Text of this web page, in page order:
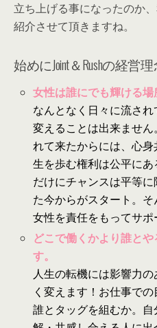
立ち上げる事になったのか
紹介させて頂きますね。
始めにJoint＆Rushの経営
女性は誰にでも輝ける場
なんとなく日々に流さ
変えることは出来ませ
れて来たからには、心
生を歩む権利は公平に
だけにチャンスは平等
た今からがスタート。
女性を責任をもってサポ
どこで働くかより誰と
す。
人生の転機には影響力の
く変えます！お仕事での
誰とタッグを組むか。